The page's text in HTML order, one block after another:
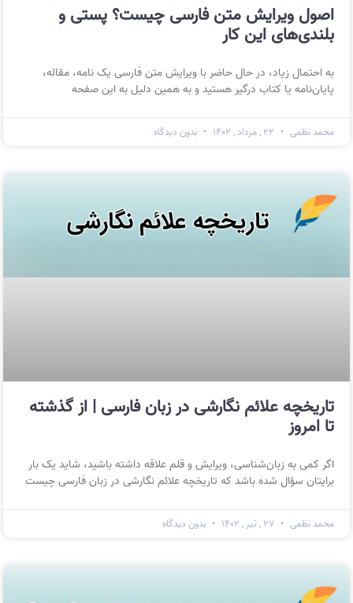
اصول ویرایش متن فارسی چیست؟ پستی و
بلندی‌های این کار
به احتمال زیاد، در حال حاضر با ویرایش متن فارسی یک نامه، مقاله،
پایان‌نامه یا کتاب درگیر هستید و به همین دلیل به این صفحه
محمد نظمی بدون دیدگاه
تاریخچه علائم نگارشی در زبان فارسی | از گذشته
تا امروز
اگر کمی به زبان‌شناسی، ویرایش و قلم علاقه داشته باشید، شاید یک بار
برایتان سؤال شده باشد که تاریخچه علائم نگارشی در زبان فارسی چیست
محمد نظمی بدون دیدگاه